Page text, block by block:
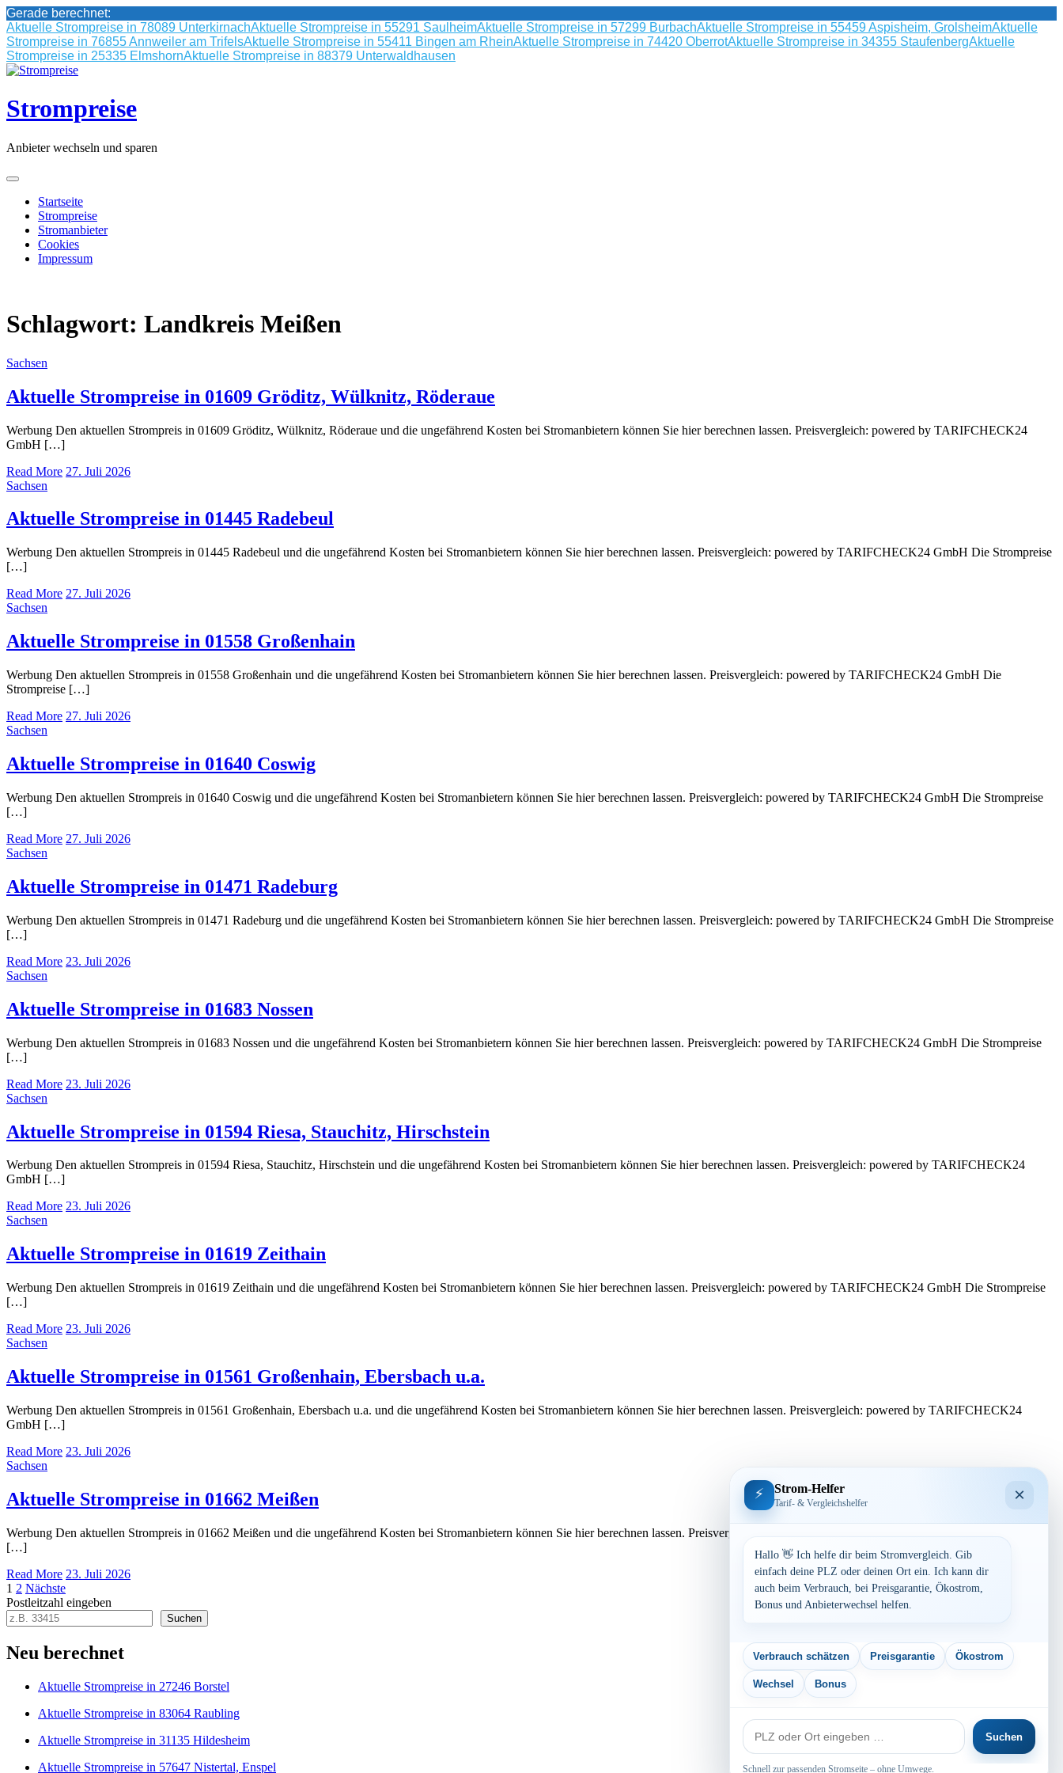
Gerade berechnet:
Aktuelle Strompreise in 78089 UnterkirnachAktuelle Strompreise in 55291 SaulheimAktuelle Strompreise in 57299 BurbachAktuelle Strompreise in 55459 Aspisheim, GrolsheimAktuelle
Strompreise in 76855 Annweiler am TrifelsAktuelle Strompreise in 55411 Bingen am RheinAktuelle Strompreise in 74420 OberrotAktuelle Strompreise in 34355 StaufenbergAktuelle
Strompreise in 25335 ElmshornAktuelle Strompreise in 88379 Unterwaldhausen
Skip
content
Strompreise
Anbieter wechseln und sparen
Startseite
Strompreise
Stromanbieter
Cookies
Impressum
Schlagwort: Landkreis Meißen
Sachsen
Aktuelle Strompreise in 01609 Gröditz, Wülknitz, Röderaue
Werbung Den aktuellen Strompreis in 01609 Gröditz, Wülknitz, Röderaue und die ungefährend Kosten bei Stromanbietern können Sie hier berechnen lassen. Preisvergleich: powered by TARIFCHECK24
GmbH […]
Read More 27. Juli 2026
Sachsen
Aktuelle Strompreise in 01445 Radebeul
Werbung Den aktuellen Strompreis in 01445 Radebeul und die ungefährend Kosten bei Stromanbietern können Sie hier berechnen lassen. Preisvergleich: powered by TARIFCHECK24 GmbH Die Strompreise
[…]
Read More 27. Juli 2026
Sachsen
Aktuelle Strompreise in 01558 Großenhain
Werbung Den aktuellen Strompreis in 01558 Großenhain und die ungefährend Kosten bei Stromanbietern können Sie hier berechnen lassen. Preisvergleich: powered by TARIFCHECK24 GmbH Die
Strompreise […]
Read More 27. Juli 2026
Sachsen
Aktuelle Strompreise in 01640 Coswig
Werbung Den aktuellen Strompreis in 01640 Coswig und die ungefährend Kosten bei Stromanbietern können Sie hier berechnen lassen. Preisvergleich: powered by TARIFCHECK24 GmbH Die Strompreise
[…]
Read More 27. Juli 2026
Sachsen
Aktuelle Strompreise in 01471 Radeburg
Werbung Den aktuellen Strompreis in 01471 Radeburg und die ungefährend Kosten bei Stromanbietern können Sie hier berechnen lassen. Preisvergleich: powered by TARIFCHECK24 GmbH Die Strompreise
[…]
Read More 23. Juli 2026
Sachsen
Aktuelle Strompreise in 01683 Nossen
Werbung Den aktuellen Strompreis in 01683 Nossen und die ungefährend Kosten bei Stromanbietern können Sie hier berechnen lassen. Preisvergleich: powered by TARIFCHECK24 GmbH Die Strompreise
[…]
Read More 23. Juli 2026
Sachsen
Aktuelle Strompreise in 01594 Riesa, Stauchitz, Hirschstein
Werbung Den aktuellen Strompreis in 01594 Riesa, Stauchitz, Hirschstein und die ungefährend Kosten bei Stromanbietern können Sie hier berechnen lassen. Preisvergleich: powered by TARIFCHECK24
GmbH […]
Read More 23. Juli 2026
Sachsen
Aktuelle Strompreise in 01619 Zeithain
Werbung Den aktuellen Strompreis in 01619 Zeithain und die ungefährend Kosten bei Stromanbietern können Sie hier berechnen lassen. Preisvergleich: powered by TARIFCHECK24 GmbH Die Strompreise
[…]
Read More 23. Juli 2026
Sachsen
Aktuelle Strompreise in 01561 Großenhain, Ebersbach u.a.
Werbung Den aktuellen Strompreis in 01561 Großenhain, Ebersbach u.a. und die ungefährend Kosten bei Stromanbietern können Sie hier berechnen lassen. Preisvergleich: powered by TARIFCHECK24
GmbH […]
Read More 23. Juli 2026
Sachsen
Aktuelle Strompreise in 01662 Meißen
Werbung Den aktuellen Strompreis in 01662 Meißen und die ungefährend Kosten bei Stromanbietern können Sie hier berechnen lassen. Preisvergleich: powered by TARIFCHECK24 GmbH Die Strompreise
[…]
Read More 23. Juli 2026
Seitennummerierung
der
Beiträge
1 2 Nächste
Postleitzahl eingeben
Suchen
Neu berechnet
Aktuelle Strompreise in 27246 Borstel
Aktuelle Strompreise in 83064 Raubling
Aktuelle Strompreise in 31135 Hildesheim
Aktuelle Strompreise in 57647 Nistertal, Enspel
⚡ Strom-Helfer
Tarif- & Vergleichshelfer ×
Hallo 👋 Ich helfe dir beim Stromvergleich. Gib
einfach deine PLZ oder deinen Ort ein. Ich kann dir
auch beim Verbrauch, bei Preisgarantie, Ökostrom,
Bonus und Anbieterwechsel helfen.
Verbrauch schätzen Preisgarantie Ökostrom
Wechsel Bonus
PLZ
oder
Ort
Suchen
Schnell zur passenden Stromseite – ohne Umwege.